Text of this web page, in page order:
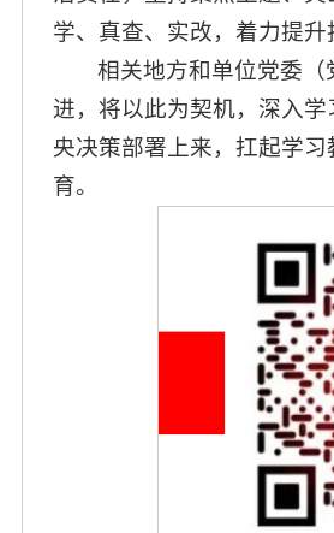
学、真查、实改，着力提
相关地方和单位党委
进，将以此为契机，深入
央决策部署上来，扛起学
育。